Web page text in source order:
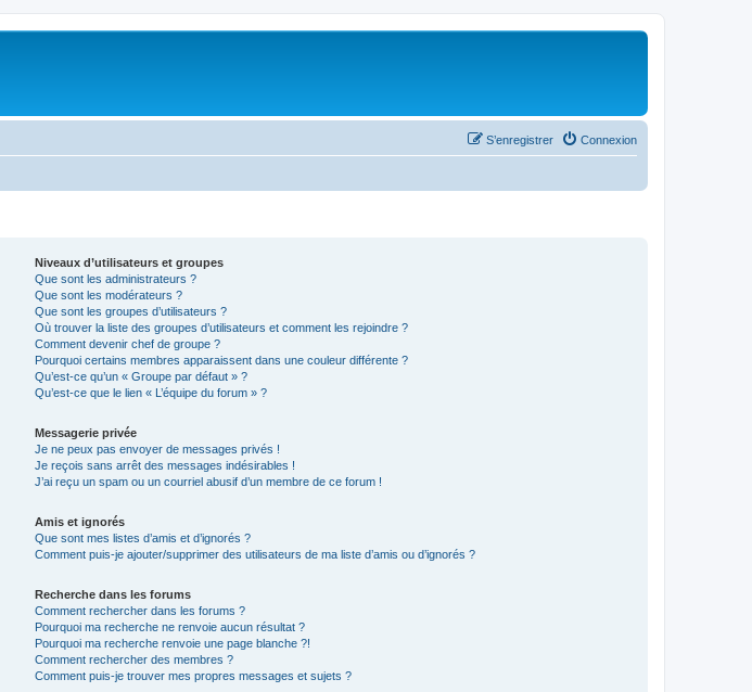
Connexion
S’enregistrer
Niveaux d’utilisateurs et groupes
Que sont les administrateurs ?
Que sont les modérateurs ?
Que sont les groupes d’utilisateurs ?
Où trouver la liste des groupes d’utilisateurs et comment les rejoindre ?
Comment devenir chef de groupe ?
Pourquoi certains membres apparaissent dans une couleur différente ?
Qu’est-ce qu’un « Groupe par défaut » ?
Qu’est-ce que le lien « L’équipe du forum » ?
Messagerie privée
Je ne peux pas envoyer de messages privés !
Je reçois sans arrêt des messages indésirables !
J’ai reçu un spam ou un courriel abusif d’un membre de ce forum !
Amis et ignorés
Que sont mes listes d’amis et d’ignorés ?
Comment puis-je ajouter/supprimer des utilisateurs de ma liste d’amis ou d’ignorés ?
Recherche dans les forums
Comment rechercher dans les forums ?
Pourquoi ma recherche ne renvoie aucun résultat ?
Pourquoi ma recherche renvoie une page blanche ?!
Comment rechercher des membres ?
Comment puis-je trouver mes propres messages et sujets ?